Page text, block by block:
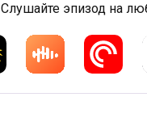
Слушайте эпизод на